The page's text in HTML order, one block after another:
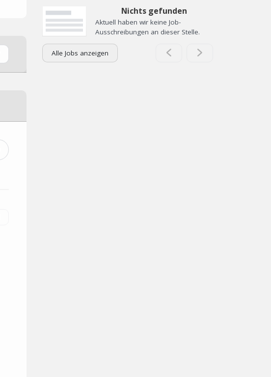
Nichts gefunden
Aktuell haben wir keine Job-
Ausschreibungen an dieser Stelle.
Alle Jobs anzeigen